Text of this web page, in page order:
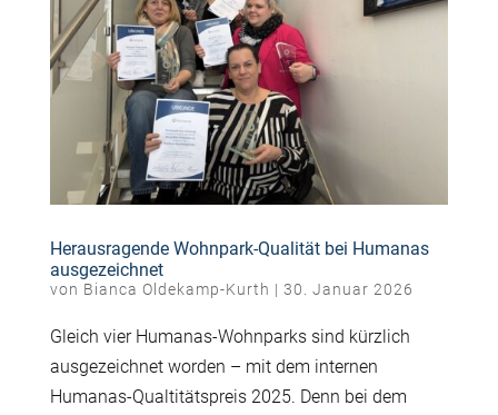
Herausragende Wohnpark-Qualität bei Humanas
ausgezeichnet
von Bianca Oldekamp-Kurth | 30. Januar 2026
Gleich vier Humanas-Wohnparks sind kürzlich
ausgezeichnet worden – mit dem internen
Humanas-Qualtitätspreis 2025. Denn bei dem